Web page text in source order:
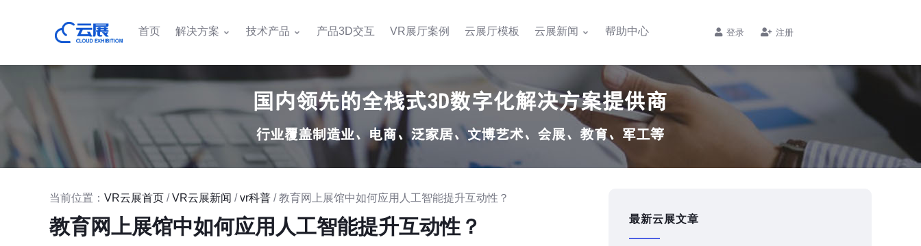
首页 解决方案 技术产品 产品3D交互 VR展厅案例 云展厅模板 云展新闻 帮助中心 登录 注册
当前位置： VR云展首页 /VR云展新闻 /vr科普 / 教育网上展馆中如何应用人工智能提升互动性？
教育网上展馆中如何应用人工智能提升互动性？ 最新云展文章